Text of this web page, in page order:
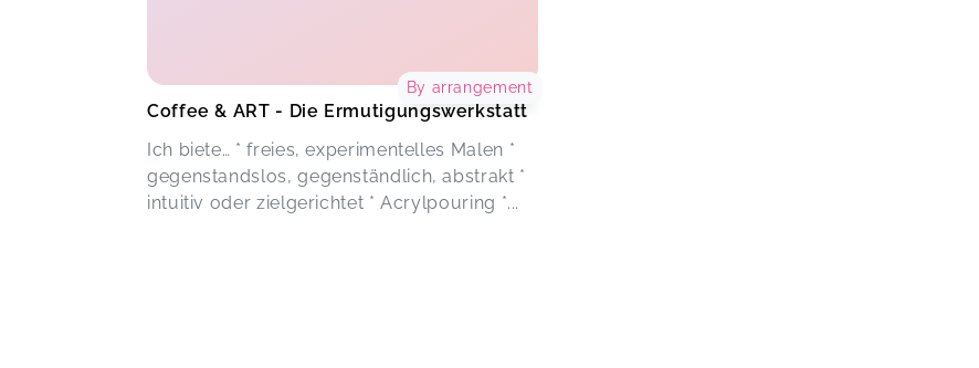
Coffee & ART - Die Ermutigungswerkstatt
Ich biete… * freies, experimentelles Malen *
gegenstandslos, gegenständlich, abstrakt *
intuitiv oder zielgerichtet * Acrylpouring *...
By arrangement